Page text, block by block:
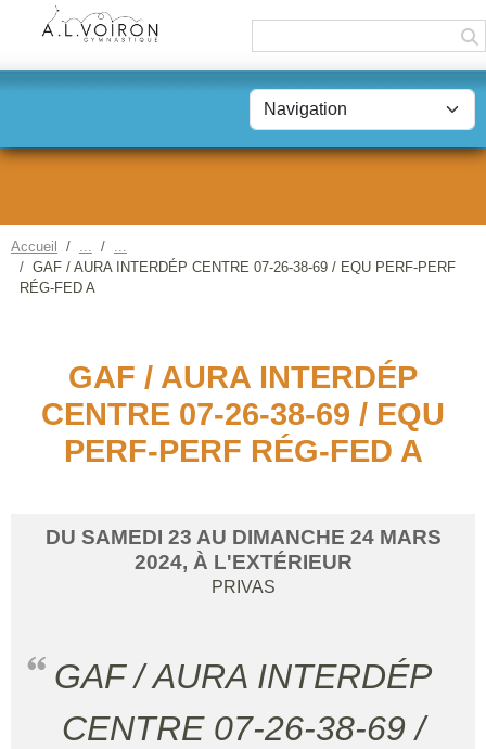
Accueil
GAF / AURA INTERDÉP CENTRE 07-26-38-69 / EQU PERF-PERF
RÉG-FED A
GAF / AURA INTERDÉP
CENTRE 07-26-38-69 / EQU
PERF-PERF RÉG-FED A
DU SAMEDI 23 AU DIMANCHE 24 MARS
2024, À L'EXTÉRIEUR
PRIVAS
GAF / AURA INTERDÉP
CENTRE 07-26-38-69 /
Panneau de gestion des cookies